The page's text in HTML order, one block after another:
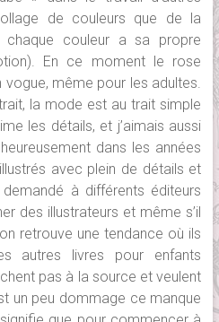
de couleurs que de la
chaque couleur a sa propre
En ce moment le rose
vogue, même pour les adultes.
la mode est au trait simple
les détails, et j’aimais aussi
dans les années
avec plein de détails et
à différents éditeurs
des illustrateurs et même s’il
retrouve une tendance où ils
autres livres pour enfants
pas à la source et veulent
un peu dommage ce manque